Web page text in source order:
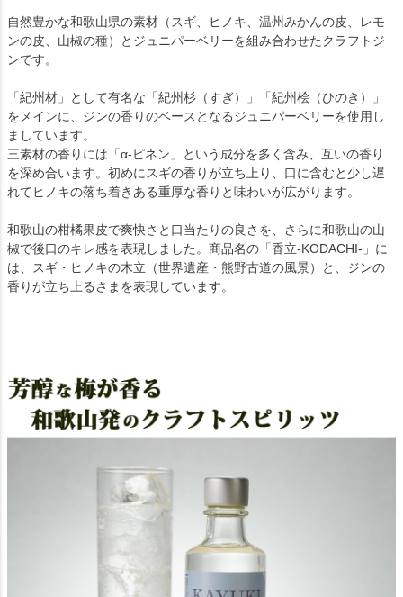
自然豊かな和歌山県の素材（スギ、ヒノキ、温州みかんの皮、レモ
ンの皮、山椒の種）とジュニパーベリーを組み合わせたクラフトジ
ンです。
「紀州材」として有名な「紀州杉（すぎ）」「紀州桧（ひのき）」
をメインに、ジンの香りのベースとなるジュニパーベリーを使用し
ましています。
三素材の香りには「α-ピネン」という成分を多く含み、互いの香り
を深め合います。初めにスギの香りが立ち上り、口に含むと少し遅
れてヒノキの落ち着きある重厚な香りと味わいが広がります。
和歌山の柑橘果皮で爽快さと口当たりの良さを、さらに和歌山の山
椒で後口のキレ感を表現しました。商品名の「香立-KODACHI-」に
は、スギ・ヒノキの木立（世界遺産・熊野古道の風景）と、ジンの
香りが立ち上るさまを表現しています。